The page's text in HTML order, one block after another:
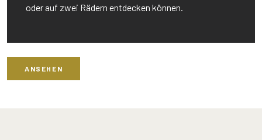
oder auf zwei Rädern entdecken können.
ANSEHEN